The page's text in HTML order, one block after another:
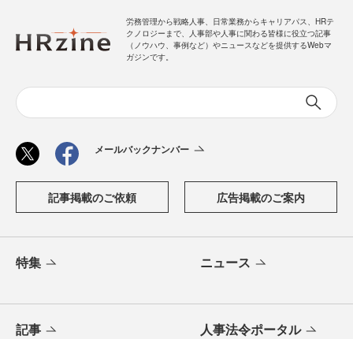
労務管理から戦略人事、日常業務からキャリアパス、HRテ
クノロジーまで、人事部や人事に関わる皆様に役立つ記事
（ノウハウ、事例など）やニュースなどを提供するWebマ
ガジンです。
メールバックナンバー
記事掲載のご依頼 広告掲載のご案内
特集 ニュース
記事 人事法令ポータル